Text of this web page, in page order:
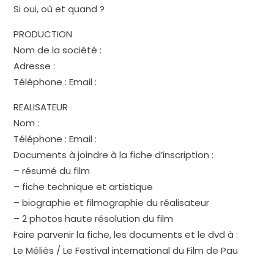
Si oui, où et quand ?
PRODUCTION
Nom de la société :
Adresse :
Téléphone : Email :
REALISATEUR
Nom :
Téléphone : Email :
Documents à joindre à la fiche d’inscription :
– résumé du film
– fiche technique et artistique
– biographie et filmographie du réalisateur
– 2 photos haute résolution du film
Faire parvenir la fiche, les documents et le dvd à :
Le Méliès / Le Festival international du Film de Pau